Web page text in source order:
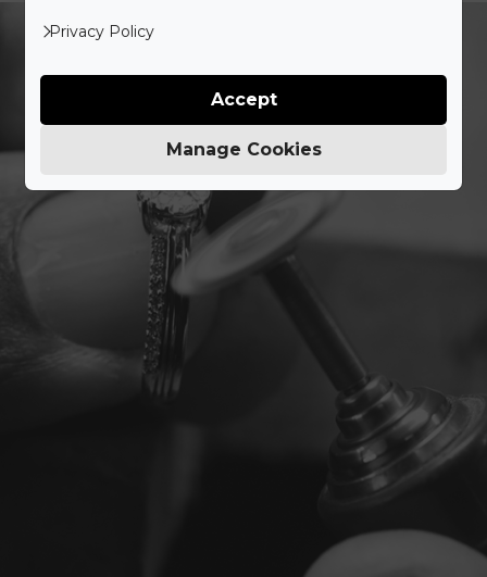
Privacy Policy
Manage Cookies
Accept